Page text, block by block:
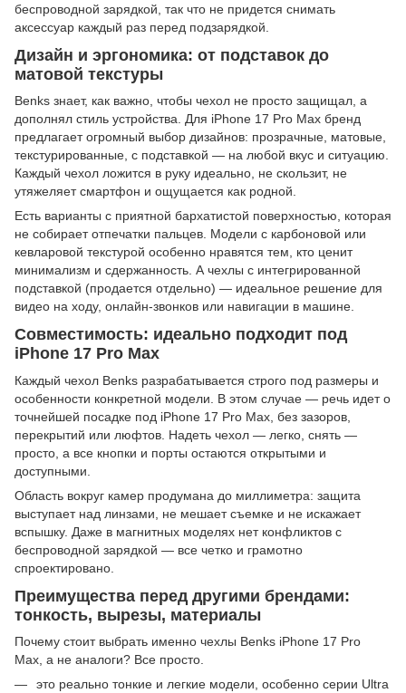
беспроводной зарядкой, так что не придется снимать
аксессуар каждый раз перед подзарядкой.
Дизайн и эргономика: от подставок до
матовой текстуры
Benks знает, как важно, чтобы чехол не просто защищал, а
дополнял стиль устройства. Для iPhone 17 Pro Max бренд
предлагает огромный выбор дизайнов: прозрачные, матовые,
текстурированные, с подставкой — на любой вкус и ситуацию.
Каждый чехол ложится в руку идеально, не скользит, не
утяжеляет смартфон и ощущается как родной.
Есть варианты с приятной бархатистой поверхностью, которая
не собирает отпечатки пальцев. Модели с карбоновой или
кевларовой текстурой особенно нравятся тем, кто ценит
минимализм и сдержанность. А чехлы с интегрированной
подставкой (продается отдельно) — идеальное решение для
видео на ходу, онлайн-звонков или навигации в машине.
Совместимость: идеально подходит под
iPhone 17 Pro Max
Каждый чехол Benks разрабатывается строго под размеры и
особенности конкретной модели. В этом случае — речь идет о
точнейшей посадке под iPhone 17 Pro Max, без зазоров,
перекрытий или люфтов. Надеть чехол — легко, снять —
просто, а все кнопки и порты остаются открытыми и
доступными.
Область вокруг камер продумана до миллиметра: защита
выступает над линзами, не мешает съемке и не искажает
вспышку. Даже в магнитных моделях нет конфликтов с
беспроводной зарядкой — все четко и грамотно
спроектировано.
Преимущества перед другими брендами:
тонкость, вырезы, материалы
Почему стоит выбрать именно чехлы Benks iPhone 17 Pro
Max, а не аналоги? Все просто.
это реально тонкие и легкие модели, особенно серии Ultra